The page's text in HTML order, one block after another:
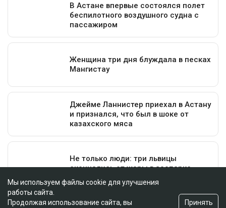
Мы используем файлы cookie для улучшения
работы сайта.
Продолжая использование сайта, вы
Принять